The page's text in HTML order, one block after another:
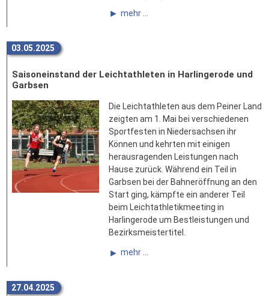
mehr ...
03.05.2025
Saisoneinstand der Leichtathleten in Harlingerode und
Garbsen
Die Leichtathleten aus dem Peiner Land
zeigten am 1. Mai bei verschiedenen
Sportfesten in Niedersachsen ihr
Können und kehrten mit einigen
herausragenden Leistungen nach
Hause zurück. Während ein Teil in
Garbsen bei der Bahneröffnung an den
Start ging, kämpfte ein anderer Teil
beim Leichtathletikmeeting in
Harlingerode um Bestleistungen und
Bezirksmeistertitel.
mehr ...
27.04.2025